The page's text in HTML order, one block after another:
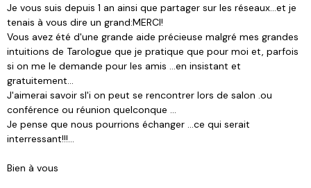
Je vous suis depuis 1 an ainsi que partager sur les réseaux...et je
tenais à vous dire un grand:MERCI!
Vous avez été d'une grande aide précieuse malgré mes grandes
intuitions de Tarologue que je pratique que pour moi et, parfois
si on me le demande pour les amis ...en insistant et
gratuitement...
J'aimerai savoir sl'i on peut se rencontrer lors de salon .ou
conférence ou réunion quelconque ...
Je pense que nous pourrions échanger ...ce qui serait
interressant!!!...
Bien à vous